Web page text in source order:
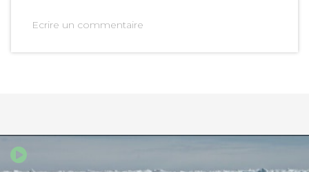
Ecrire un commentaire